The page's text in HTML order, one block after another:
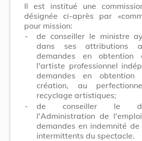
Il est institué une
désignée ci-après par
pour mission:
-
de conseiller le ministre
dans ses attributions
demandes en
l'artiste professionnel
demandes en
création, au
recyclage artistiques;
-
de conseiller le
l'Administration de
demandes en indemnité
intermittents du spectacle.